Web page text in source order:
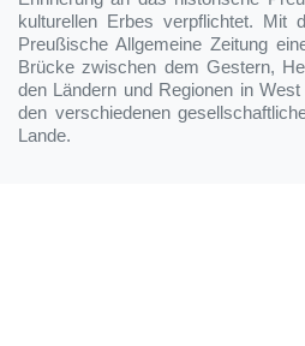
kulturellen Erbes verpflichtet. Mit
Preußische Allgemeine Zeitung
Brücke zwischen dem Gestern,
den Ländern und Regionen in
den verschiedenen
Lande.